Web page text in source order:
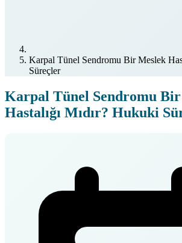
Karpal Tünel Sendromu Bir Meslek
Süreçler
Karpal Tünel Sendromu
Hastalığı Mıdır? Hukuki